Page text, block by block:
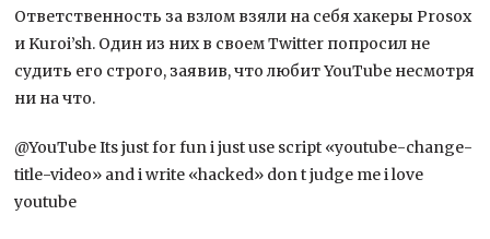
Ответственность за взлом взяли на себя хакеры Prosox
и Kuroi’sh. Один из них в своем Twitter попросил не
судить его строго, заявив, что любит YouTube несмотря
ни на что.
@YouTube Its just for fun i just use script «youtube-change-
title-video» and i write «hacked» don t judge me i love
youtube